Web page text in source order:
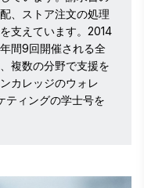
、ストア注文の処理
支えています。2014
間9回開催される全
複数の分野で支援を
カレッジのウォレ
ティングの学士号を